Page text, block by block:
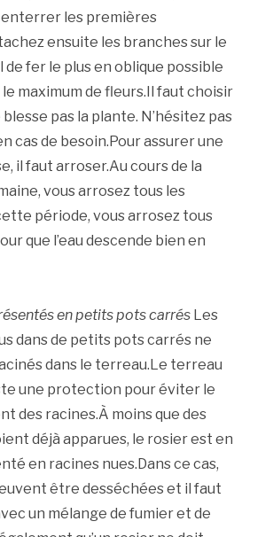
enterrer les premières
ensuite les branches sur le
fer le plus en oblique possible
maximum de fleurs.Il faut choisir
pas la plante. N’hésitez pas
cas de besoin.Pour assurer une
il faut arroser.Au cours de la
vous arrosez tous les
période, vous arrosez tous
que l’eau descende bien en
en petits pots carrés Les
dans de petits pots carrés ne
dans le terreau.Le terreau
une protection pour éviter le
des racines.À moins que des
déjà apparues, le rosier est en
en racines nues.Dans ce cas,
être desséchées et il faut
un mélange de fumier et de